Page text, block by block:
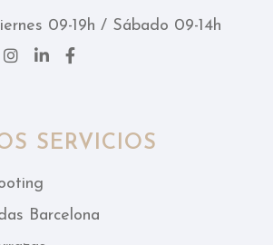
09-19h / Sábado 09-14h
SERVICIOS
Barcelona